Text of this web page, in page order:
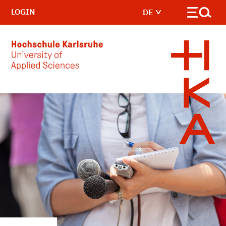
Skip to main content
DE
LOGIN